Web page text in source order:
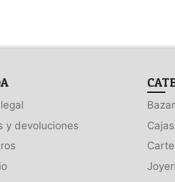
y devoluciones
Bazar
Cajas